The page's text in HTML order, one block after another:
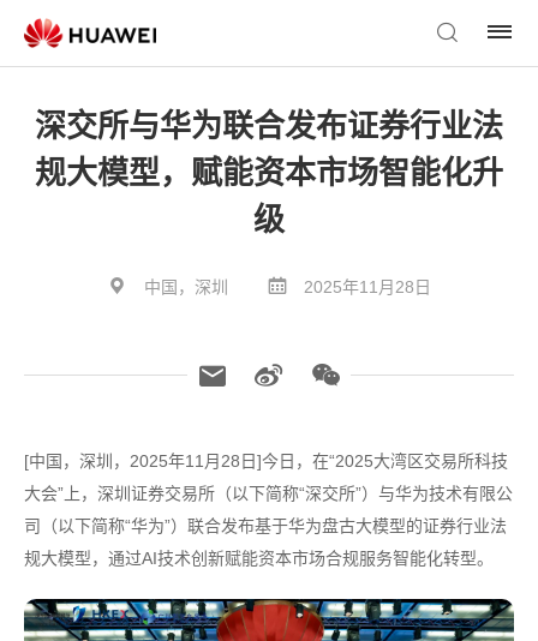
深交所与华为联合发布证券行业法
规大模型，赋能资本市场智能化升
级
中国，深圳 2025年11月28日
[中国，深圳，2025年11月28日]今日，在“2025大湾区交易所科技
大会”上，深圳证券交易所（以下简称“深交所”）与华为技术有限公
司（以下简称“华为”）联合发布基于华为盘古大模型的证券行业法
规大模型，通过AI技术创新赋能资本市场合规服务智能化转型。